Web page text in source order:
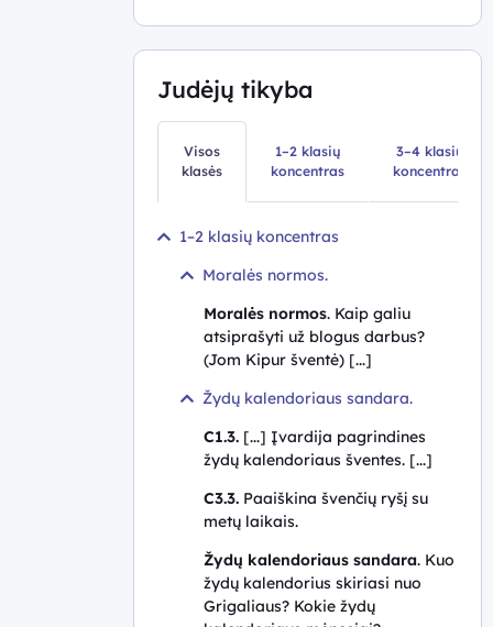
Judėjų tikyba
Visos
klasės
1–2 klasių
koncentras
3–4 klasių
koncentras
1–2 klasių koncentras
Moralės normos.
Moralės normos. Kaip galiu
atsiprašyti už blogus darbus?
(Jom Kipur šventė) [...]
Žydų kalendoriaus sandara.
C1.3. [...] Įvardija pagrindines
žydų kalendoriaus šventes. [...]
C3.3. Paaiškina švenčių ryšį su
metų laikais.
Žydų kalendoriaus sandara. Kuo
žydų kalendorius skiriasi nuo
Grigaliaus? Kokie žydų